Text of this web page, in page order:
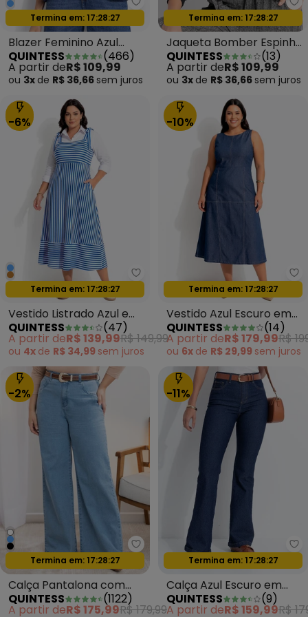
Quintess - Blazer Feminino
Oferta relâmpago
Termina em: 17:28:24
Blazer Feminino Azul
Marinho em Moletinho
com Botão Único
QUINTESS (466)
A partir deR$ 109,99
ou 3x de R$ 36,66 sem juros
Oferta relâmpago
Termina em: 17:28:24
Jaqueta Bomber Espinha
de Peixe em Malha de
Viscose
QUINTESS (13)
A partir deR$ 109,99
ou 3x de R$ 36,66 sem juros
-6%
Quintess - Vestido Listrado
Oferta relâmpago
Termina em: 17:28:24
Vestido Listrado Azul e
Branco em Canelado
QUINTESS (47)
A partir deR$ 139,99R$ 149,99
ou 4x de R$ 34,99 sem juros
-10%
Oferta relâmpago
Termina em: 17:28:24
Vestido Azul Escuro em
Jeans
QUINTESS (14)
A partir deR$ 179,99R$
ou 6x de R$ 29,99 sem juros
-2%
Quintess - Calça Pantalona
Oferta relâmpago
Termina em: 17:28:24
Calça Pantalona com
Bolsos Jeans Claro
QUINTESS (1122)
A partir deR$ 175,99R$ 179,99
-11%
Oferta relâmpago
Termina em: 17:28:24
Calça Azul Escuro em
Jeans
QUINTESS (9)
A partir deR$ 159,99R$